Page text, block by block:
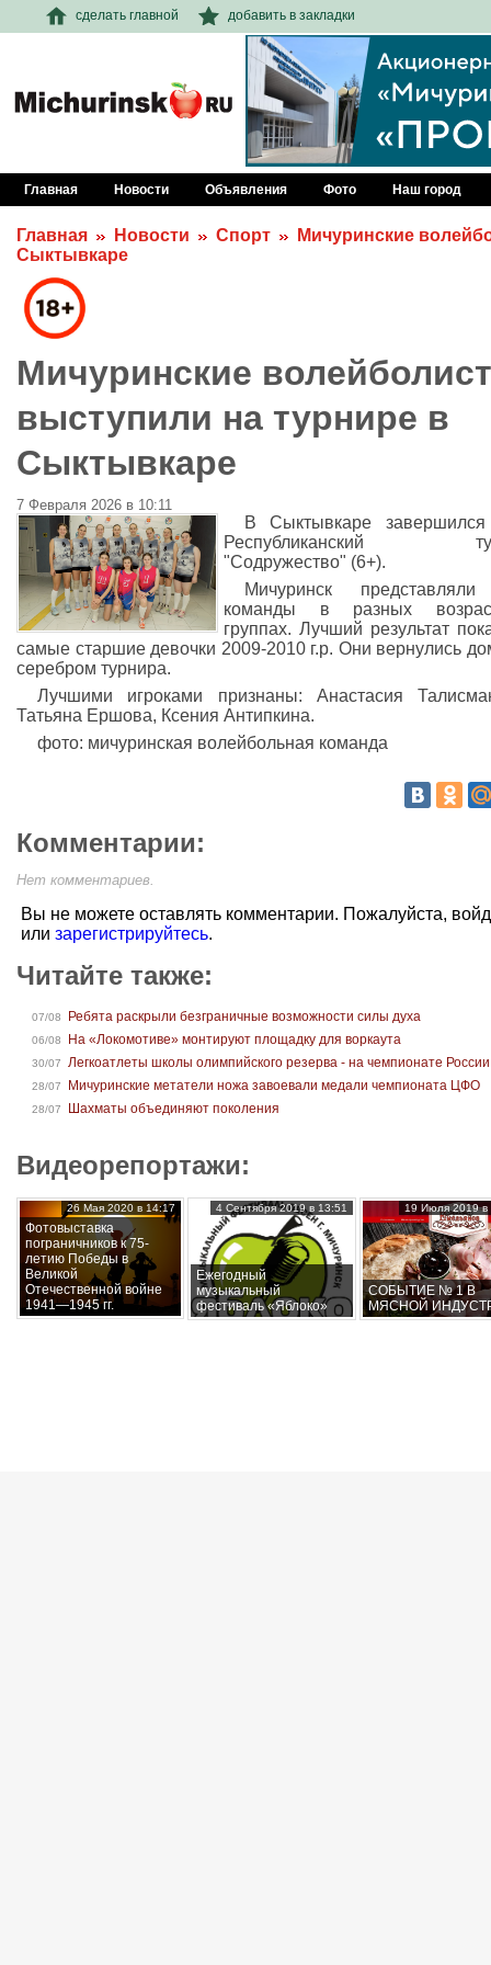
сделать главной добавить в закладки
Главная Новости Объявления Фото Наш город
Главная Новости Спорт
Мичуринские
Сыктывкаре
Мичуринские
выступили на турнире в
Сыктывкаре
7 Февраля 2026 в 10:11
В Сыктывкаре
Республиканский
"Содружество" (6+).
Мичуринск
команды в разных
группах. Лучший результат
самые старшие девочки 2009-2010 г.р. Они вернулись
серебром турнира.
Лучшими игроками признаны: Анастасия
Татьяна Ершова, Ксения Антипкина.
фото: мичуринская волейбольная команда
Комментарии:
Нет комментариев.
Вы не можете оставлять комментарии. Пожалуйста,
или зарегистрируйтесь.
Читайте также:
07/08 Ребята раскрыли безграничные возможности силы духа
06/08 На «Локомотиве» монтируют площадку для воркаута
30/07 Легкоатлеты школы олимпийского резерва - на чемпионате России
28/07 Мичуринские метатели ножа завоевали медали чемпионата ЦФО
28/07 Шахматы объединяют поколения
Видеорепортажи:
Фотовыставка
пограничников к 75-
летию Победы в
Великой
Отечественной войне
1941—1945 гг.
26 Мая 2020 в 14:17
Ежегодный
музыкальный
фестиваль «Яблоко»
4 Сентября 2019 в 13:51
СОБЫТИЕ № 1 В
МЯСНОЙ
19 Июля 2019 в